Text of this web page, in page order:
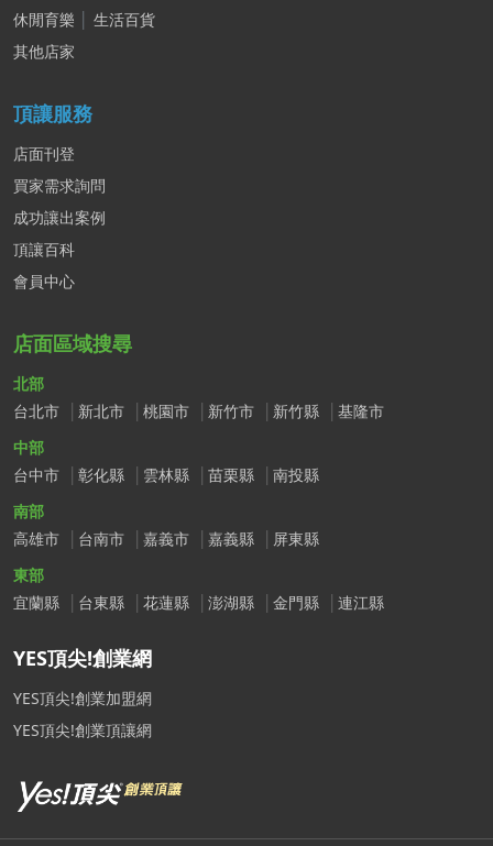
休閒育樂
生活百貨
其他店家
頂讓服務
店面刊登
買家需求詢問
成功讓出案例
頂讓百科
會員中心
店面區域搜尋
北部
台北市
新北市 桃園市 新竹市 新竹縣
基隆市
中部
台中市
彰化縣 雲林縣 苗栗縣
南投縣
南部
高雄市
台南市 嘉義市 嘉義縣
屏東縣
東部
宜蘭縣
台東縣 花蓮縣 澎湖縣 金門縣 連江縣
YES頂尖!創業網
YES頂尖!創業加盟網
YES頂尖!創業頂讓網